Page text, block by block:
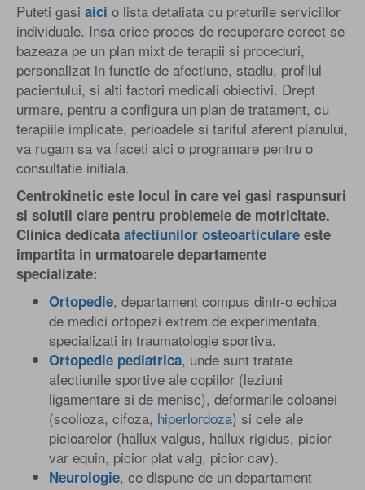
Puteti gasi aici o lista detaliata cu preturile serviciilor
individuale. Insa orice proces de recuperare corect se
bazeaza pe un plan mixt de terapii si proceduri,
personalizat in functie de afectiune, stadiu, profilul
pacientului, si alti factori medicali obiectivi. Drept
urmare, pentru a configura un plan de tratament, cu
terapiile implicate, perioadele si tariful aferent planului,
va rugam sa va faceti aici o programare pentru o
consultatie initiala.
Centrokinetic este locul in care vei gasi raspunsuri
si solutii clare pentru problemele de motricitate.
Clinica dedicata afectiunilor osteoarticulare este
impartita in urmatoarele departamente
specializate:
Ortopedie, departament compus dintr-o echipa
de medici ortopezi extrem de experimentata,
specializati in traumatologie sportiva.
Ortopedie pediatrica, unde sunt tratate
afectiunile sportive ale copiilor (leziuni
ligamentare si de menisc), deformarile coloanei
(scolioza, cifoza, hiperlordoza) si cele ale
picioarelor (hallux valgus, hallux rigidus, picior
var equin, picior plat valg, picior cav).
Neurologie, ce dispune de un departament